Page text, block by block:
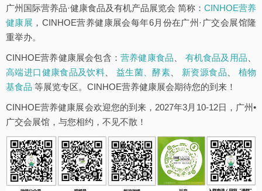
广州国际营养品·健康食品及有机产品展览会 简称： CINHOE营养
健康展 ，CINHOE营养健康展会每年6月份在广州·广交会展馆隆
重举办。
CINHOE营养健康展会包含： 营养健康食品 有机食品及用品
高端进口健康食品及饮料
益生菌、酵素 新资源食品
植物
基食品 等展览专区。CINHOE营养健康展会期待您的到来！
CINHOE营养健康展会欢迎您的到来，2027年3月10-12日，广州•
广交会展馆，与您相约，不见不散！